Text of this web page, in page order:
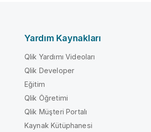
Yardım Kaynakları
Qlik Yardımı Videoları
Qlik Developer
Eğitim
Qlik Öğretimi
Qlik Müşteri Portalı
Kaynak Kütüphanesi